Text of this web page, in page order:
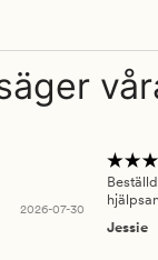
2026-07-30
Jessie